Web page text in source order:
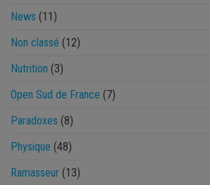
News (11)
Non classé (12)
Nutrition (3)
Open Sud de France (7)
Paradoxes (8)
Physique (48)
Ramasseur (13)